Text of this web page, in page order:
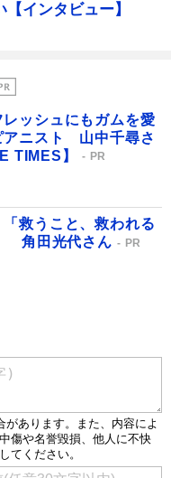
インタビュー】
ッシュにもガムを愛
アニスト 山中千尋さ
TIMES】
PR
「救うこと、救われる
角田光代さん
PR